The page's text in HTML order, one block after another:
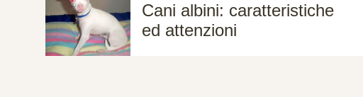
Cani albini: caratteristiche
ed attenzioni